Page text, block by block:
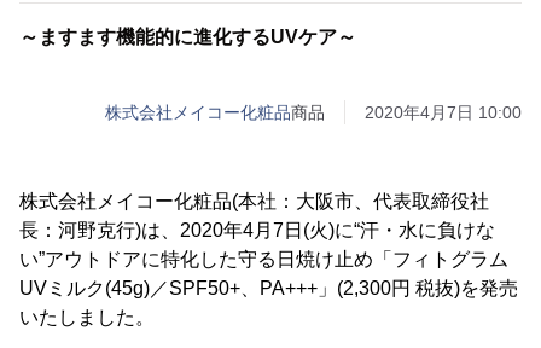
～ますます機能的に進化するUVケア～
株式会社メイコー化粧品商品 2020年4月7日 10:00
株式会社メイコー化粧品(本社：大阪市、代表取締役社
長：河野克行)は、2020年4月7日(火)に“汗・水に負けな
い”アウトドアに特化した守る日焼け止め「フィトグラム
UVミルク(45g)／SPF50+、PA+++」(2,300円 税抜)を発売
いたしました。